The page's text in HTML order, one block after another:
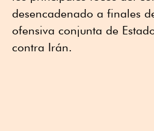
desencadenado a finales
ofensiva conjunta de
contra Irán.